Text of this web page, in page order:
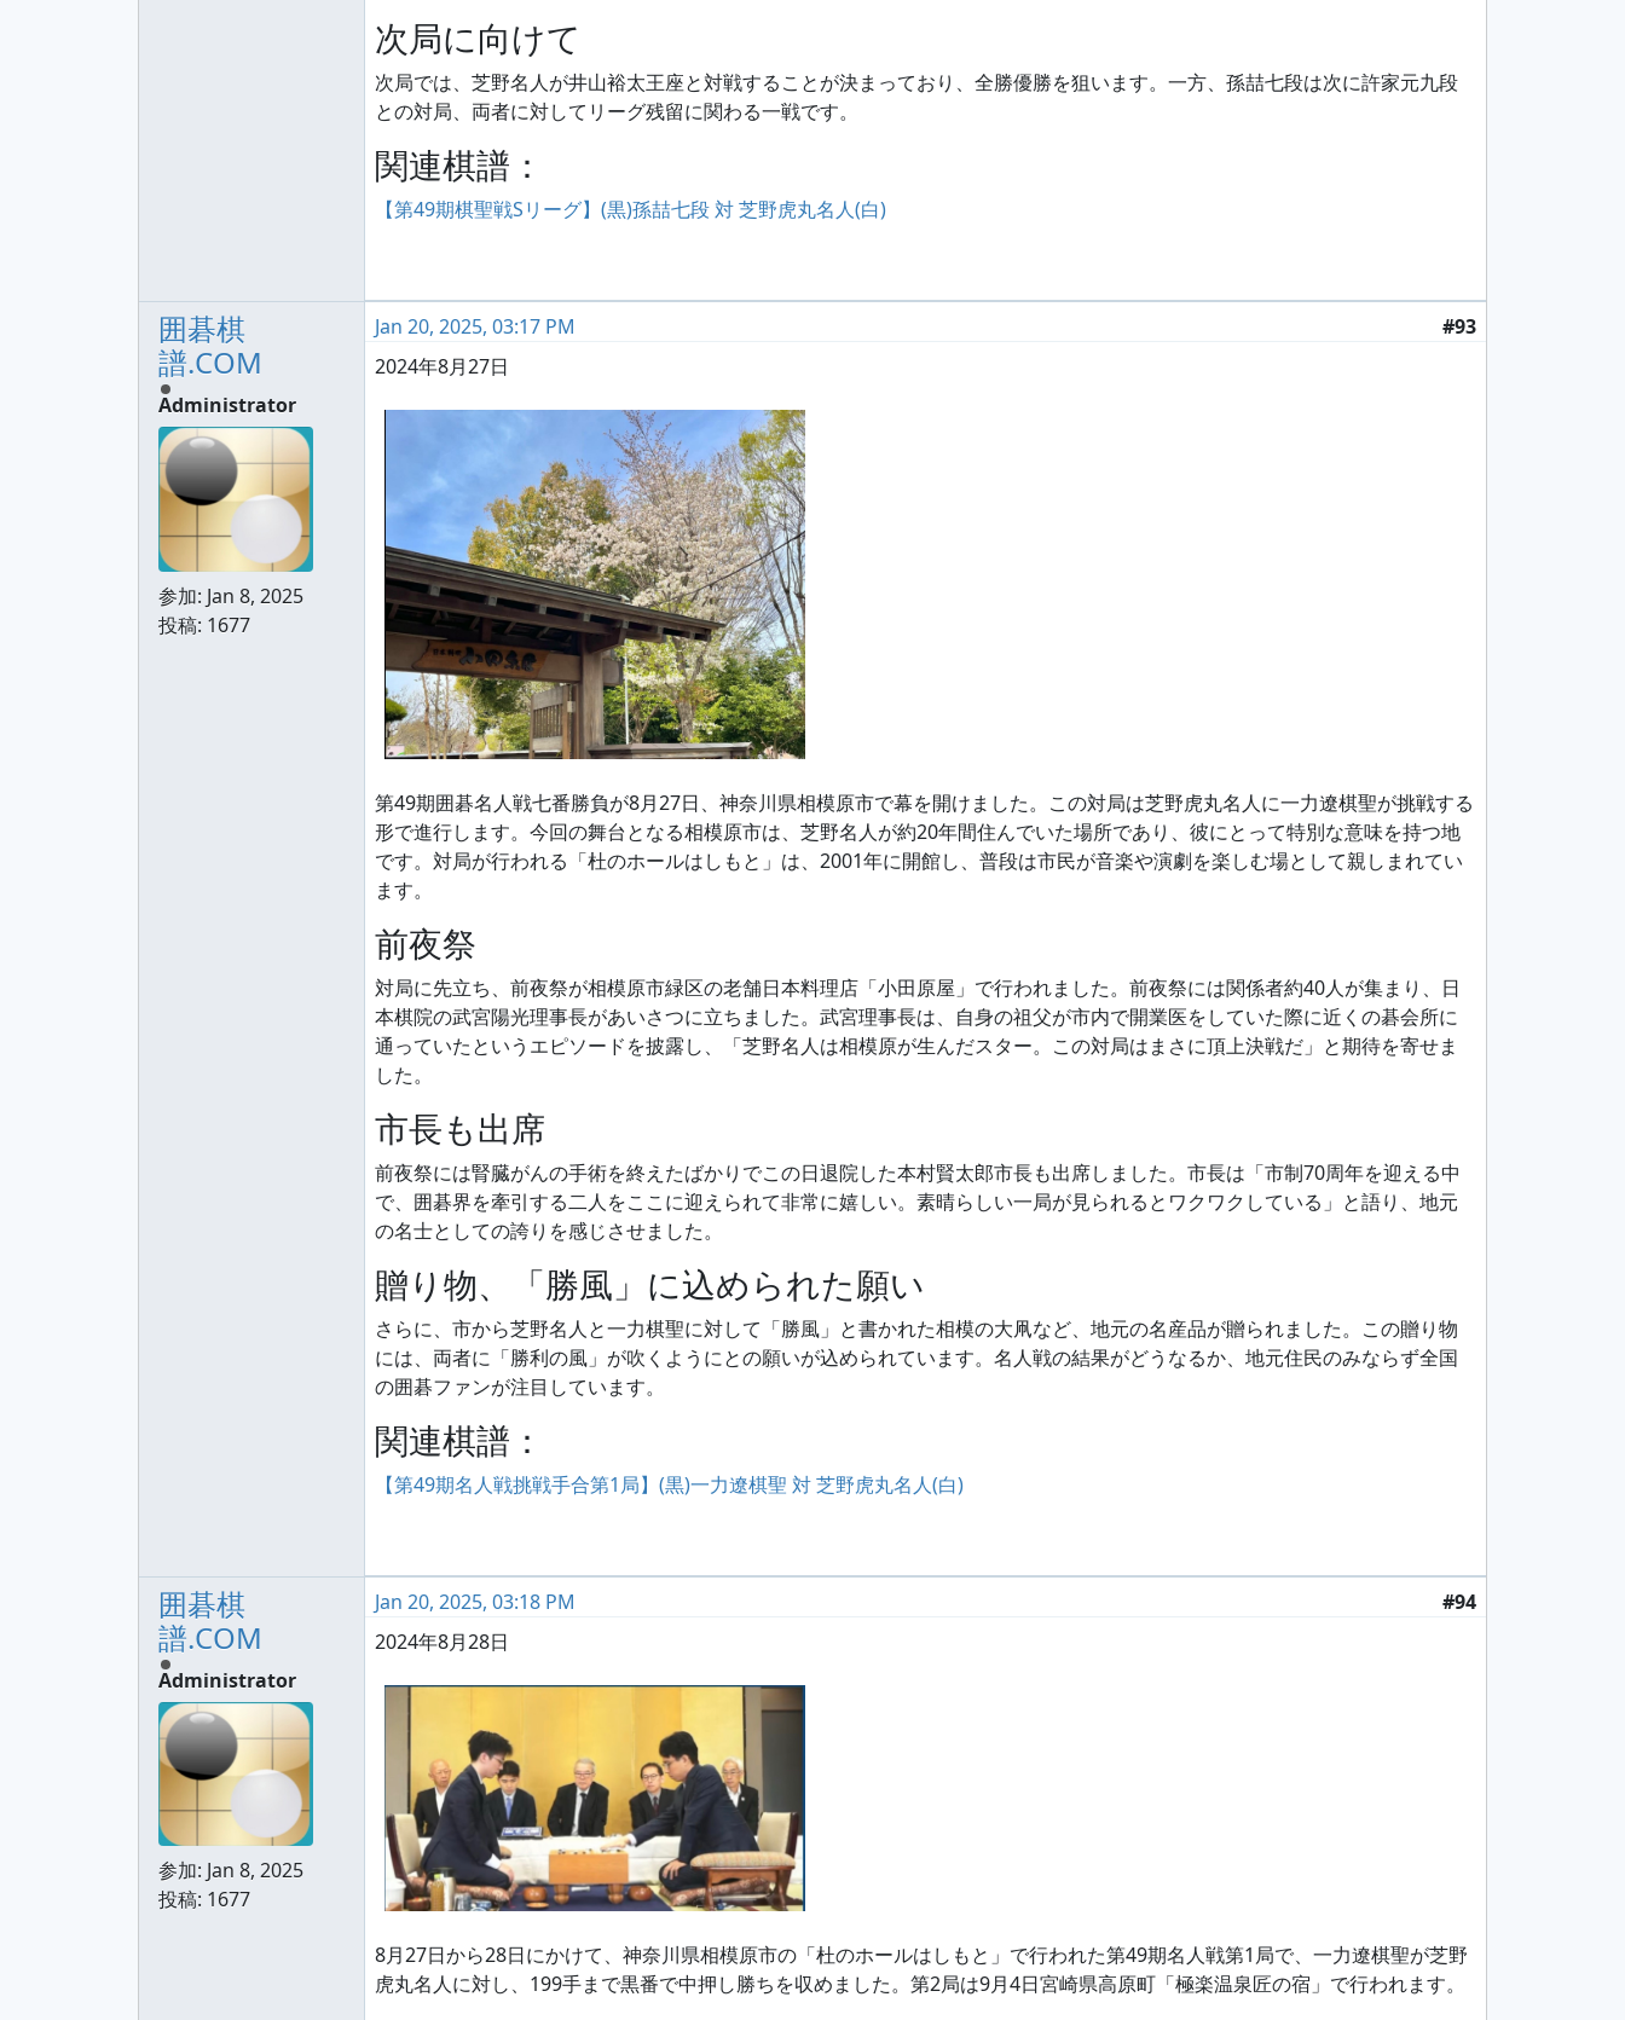
次局に向けて
次局では、芝野名人が井山裕太王座と対戦することが決まっており、全勝優勝を狙います。一方、孫喆七段は次に許家元九段
との対局、両者に対してリーグ残留に関わる一戦です。
関連棋譜：
【第49期棋聖戦Sリーグ】(黒)孫喆七段 対 芝野虎丸名人(白)
囲碁棋
譜.COM
Administrator
参加: Jan 8, 2025
投稿: 1677
Jan 20, 2025, 03:17 PM
#93
2024年8月27日
第49期囲碁名人戦七番勝負が8月27日、神奈川県相模原市で幕を開けました。この対局は芝野虎丸名人に一力遼棋聖が挑戦する
形で進行します。今回の舞台となる相模原市は、芝野名人が約20年間住んでいた場所であり、彼にとって特別な意味を持つ地
です。対局が行われる「杜のホールはしもと」は、2001年に開館し、普段は市民が音楽や演劇を楽しむ場として親しまれてい
ます。
前夜祭
対局に先立ち、前夜祭が相模原市緑区の老舗日本料理店「小田原屋」で行われました。前夜祭には関係者約40人が集まり、日
本棋院の武宮陽光理事長があいさつに立ちました。武宮理事長は、自身の祖父が市内で開業医をしていた際に近くの碁会所に
通っていたというエピソードを披露し、「芝野名人は相模原が生んだスター。この対局はまさに頂上決戦だ」と期待を寄せま
した。
市長も出席
前夜祭には腎臓がんの手術を終えたばかりでこの日退院した本村賢太郎市長も出席しました。市長は「市制70周年を迎える中
で、囲碁界を牽引する二人をここに迎えられて非常に嬉しい。素晴らしい一局が見られるとワクワクしている」と語り、地元
の名士としての誇りを感じさせました。
贈り物、「勝風」に込められた願い
さらに、市から芝野名人と一力棋聖に対して「勝風」と書かれた相模の大凧など、地元の名産品が贈られました。この贈り物
には、両者に「勝利の風」が吹くようにとの願いが込められています。名人戦の結果がどうなるか、地元住民のみならず全国
の囲碁ファンが注目しています。
関連棋譜：
【第49期名人戦挑戦手合第1局】(黒)一力遼棋聖 対 芝野虎丸名人(白)
囲碁棋
譜.COM
Administrator
参加: Jan 8, 2025
投稿: 1677
Jan 20, 2025, 03:18 PM
#94
2024年8月28日
8月27日から28日にかけて、神奈川県相模原市の「杜のホールはしもと」で行われた第49期名人戦第1局で、一力遼棋聖が芝野
虎丸名人に対し、199手まで黒番で中押し勝ちを収めました。第2局は9月4日宮崎県高原町「極楽温泉匠の宿」で行われます。